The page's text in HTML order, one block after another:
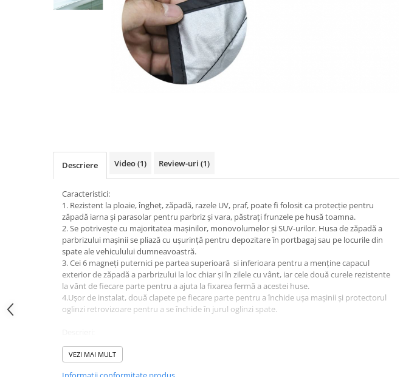
Testere Moto ATV
SGW gatewayDescriere Video(1) Review-uri (1)
Caracteristici:
1. Rezistent la ploaie, îngheț, zăpadă, razele UV, praf, poate fi folosit ca protecție pentru
zăpadă iarna și parasolar pentru parbriz și vara, păstrați frunzele pe husă toamna.
2. Se potrivește cu majoritatea mașinilor, monovolumelor și SUV-urilor. Husa de zăpadă a
parbrizului mașinii se pliază cu ușurință pentru depozitare în portbagaj sau pe locurile din
spate ale vehiculului dumneavoastră.
3. Cei 6 magneți puternici pe partea superioară si inferioara pentru a menține capacul
exterior de zăpadă a parbrizului la loc chiar și în zilele cu vânt, iar cele două curele rezistente
la vânt de fiecare parte pentru a ajuta la fixarea fermă a acestei huse.
4.Ușor de instalat, două clapete pe fiecare parte pentru a închide ușa mașinii și protectorul
oglinzi retrovizoare pentru a se închide în jurul oglinzi spate.
1. Cu clapetele și legăturile sale de siguranță, husa automată a parbrizului poate fi ascunsă
în ușile mașinii dvs., asigurându-vă că această husă a parbrizului din față nu poate fi furată
VEZI MAI MULT